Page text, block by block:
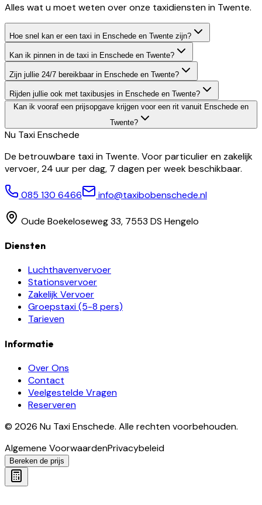
Alles wat u moet weten over onze taxidiensten in Twente.
Hoe snel kan er een taxi in Enschede en Twente zijn?
Kan ik pinnen in de taxi in Enschede en Twente?
Zijn jullie 24/7 bereikbaar in Enschede en Twente?
Rijden jullie ook met taxibusjes in Enschede en Twente?
Kan ik vooraf een prijsopgave krijgen voor een rit vanuit Enschede en
Twente?
Nu TaxiEnschede
De betrouwbare taxi in Twente. Voor particulier en zakelijk
vervoer, 24 uur per dag, 7 dagen per week beschikbaar.
085 130 6466 info@taxibobenschede.nl
Oude Boekeloseweg 33, 7553 DS Hengelo
Diensten
Luchthavenvervoer
Stationsvervoer
Zakelijk Vervoer
Groepstaxi (5-8 pers)
Tarieven
Informatie
Over Ons
Contact
Veelgestelde Vragen
Reserveren
© 2026 Nu Taxi Enschede. Alle rechten voorbehouden.
Algemene VoorwaardenPrivacybeleid
Bereken de prijs